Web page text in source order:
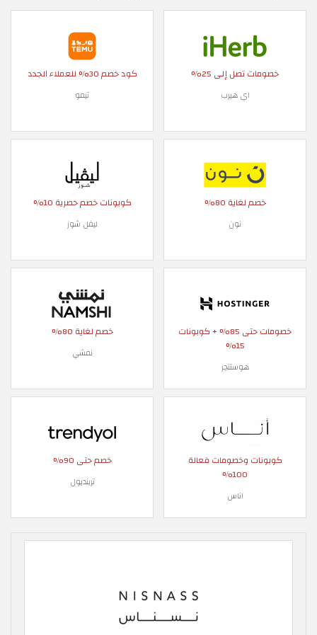
خصومات تصل إلى 25%
اي هيرب
كود خصم 30% للعملاء الجدد
تيمو
خصم لغاية 80%
نون
كوبونات خصم حصرية 10%
ليفل شوز
خصومات حتى 85% + كوبونات
15%
هوستنجر
خصم لغاية 80%
نمشي
كوبونات وخصومات فعالة
100%
اناس
خصم حتى 90%
ترينديول